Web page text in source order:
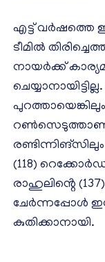
എട്ട് വർഷത്തെ
ടീമിൽ
നായർക്ക്
റൺസെടുത്താണ്
(118)
രാഹുലിൻ്റെ
ചേർന്നപ്പോൾ
കുതിക്കാനായി.